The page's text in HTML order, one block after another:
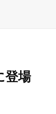
登場